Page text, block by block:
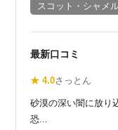
スコット・シャメ
最新口コミ
★ 4.0さっとん
砂漠の深い闇に放り
恐...